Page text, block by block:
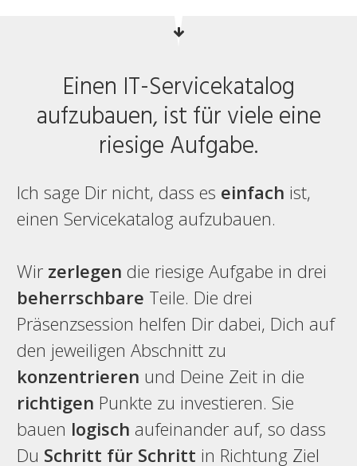
Einen IT-Servicekatalog
aufzubauen, ist für viele eine
riesige Aufgabe.
Ich sage Dir nicht, dass es einfach ist,
einen Servicekatalog aufzubauen.
Wir zerlegen die riesige Aufgabe in drei
beherrschbare Teile. Die drei
Präsenzsession helfen Dir dabei, Dich auf
den jeweiligen Abschnitt zu
konzentrieren und Deine Zeit in die
richtigen Punkte zu investieren. Sie
bauen logisch aufeinander auf, so dass
Du Schritt für Schritt in Richtung Ziel